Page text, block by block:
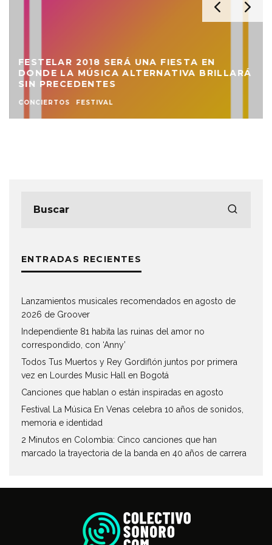
FESTELAR 2018 SERÁ UNA FIESTA EN
DONDE LA MÚSICA ALTERNATIVA BRILLARÁ
SIN PRECEDENTES
CONCIERTOS FESTIVAL
ENTRADAS RECIENTES
Lanzamientos musicales recomendados en agosto de
2026 de Groover
Independiente 81 habita las ruinas del amor no
correspondido, con ‘Anny’
Todos Tus Muertos y Rey Gordiflón juntos por primera
vez en Lourdes Music Hall en Bogotá
Canciones que hablan o están inspiradas en agosto
Festival La Música En Venas celebra 10 años de sonidos,
memoria e identidad
2 Minutos en Colombia: Cinco canciones que han
marcado la trayectoria de la banda en 40 años de carrera